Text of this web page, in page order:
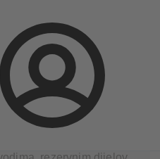
Prijava
Rezervni dijelovi – standardna
Baznih kemikalija